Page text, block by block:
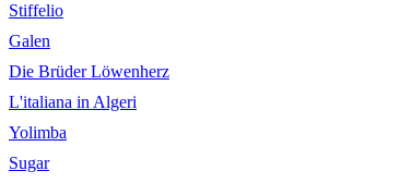
Stiffelio
Galen
Die Brüder Löwenherz
L'italiana in Algeri
Yolimba
Sugar